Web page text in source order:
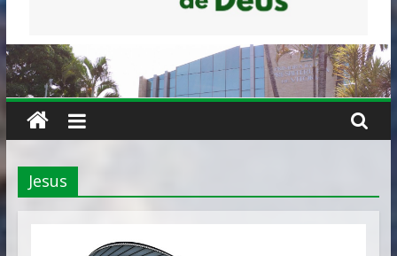
Presbiteriana
de
Vitória
Jesus